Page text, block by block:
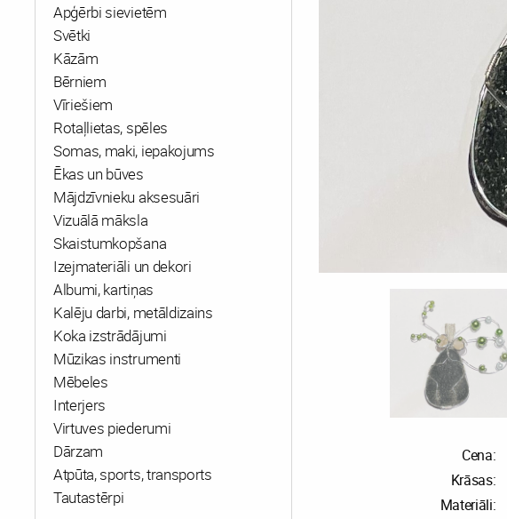
Apģērbi sievietēm
Svētki
Kāzām
Bērniem
Vīriešiem
Rotaļlietas, spēles
Somas, maki, iepakojums
Ēkas un būves
Mājdzīvnieku aksesuāri
Vizuālā māksla
Skaistumkopšana
Izejmateriāli un dekori
Albumi, kartiņas
Kalēju darbi, metāldizains
Koka izstrādājumi
Mūzikas instrumenti
Mēbeles
Interjers
Virtuves piederumi
Dārzam
Atpūta, sports, transports
Tautastērpi
Cena:
Krāsas:
Materiāli: